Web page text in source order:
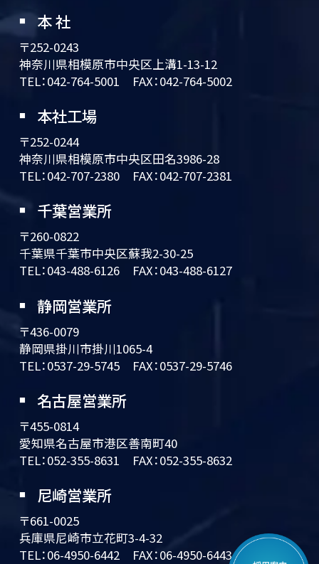
本 社
〒252-0243
神奈川県相模原市中央区上溝1-13-12
TEL：042-764-5001 FAX：042-764-5002
本社工場
〒252-0244
神奈川県相模原市中央区田名3986-28
TEL：042-707-2380 FAX：042-707-2381
千葉営業所
〒260-0822
千葉県千葉市中央区蘇我2-30-25
TEL：043-488-6126 FAX：043-488-6127
静岡営業所
〒436-0079
静岡県掛川市掛川1065-4
TEL：0537-29-5745 FAX：0537-29-5746
名古屋営業所
〒455-0814
愛知県名古屋市港区善南町40
TEL：052-355-8631 FAX：052-355-8632
尼崎営業所
〒661-0025
兵庫県尼崎市立花町3-4-32
TEL：06-4950-6442 FAX：06-4950-6443